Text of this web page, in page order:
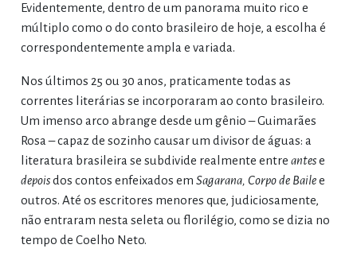
Evidentemente, dentro de um panorama muito rico e
múltiplo como o do conto brasileiro de hoje, a escolha é
correspondentemente ampla e variada.
Nos últimos 25 ou 30 anos, praticamente todas as
correntes literárias se incorporaram ao conto brasileiro.
Um imenso arco abrange desde um gênio – Guimarães
Rosa – capaz de sozinho causar um divisor de águas: a
literatura brasileira se subdivide realmente entre antese
depoisdos contos enfeixados em Sagarana, Corpo de Bailee
outros. Até os escritores menores que, judiciosamente,
não entraram nesta seleta ou florilégio, como se dizia no
tempo de Coelho Neto.